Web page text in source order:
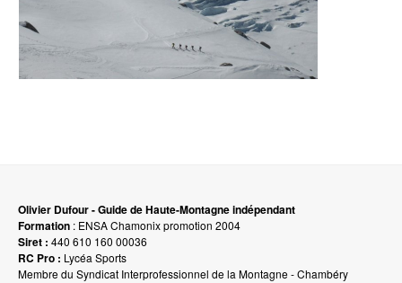
Olivier Dufour - Guide de Haute-Montagne indépendant
Formation : ENSA Chamonix promotion 2004
Siret : 440 610 160 00036
RC Pro : Lycéa Sports
Membre du Syndicat Interprofessionnel de la Montagne - Chambéry